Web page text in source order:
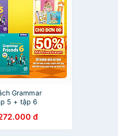
Grammar
5 + tập 6
đ